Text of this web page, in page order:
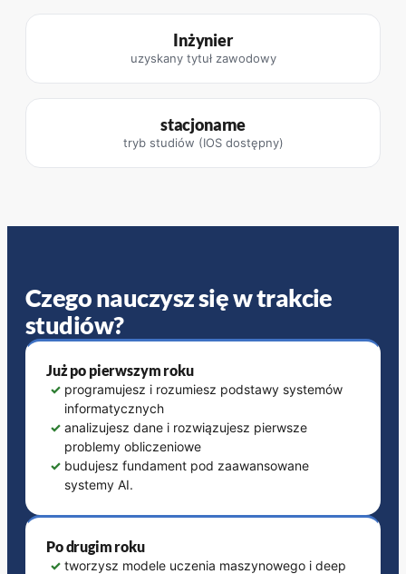
Inżynier
uzyskany tytuł zawodowy
stacjonarne
tryb studiów (IOS dostępny)
Czego nauczysz się w trakcie
studiów?
Już po pierwszym roku
✓ programujesz i rozumiesz podstawy systemów
informatycznych
✓ analizujesz dane i rozwiązujesz pierwsze
problemy obliczeniowe
✓ budujesz fundament pod zaawansowane
systemy AI.
Po drugim roku
✓ tworzysz modele uczenia maszynowego i deep